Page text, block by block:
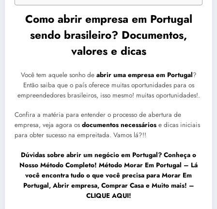
Como abrir empresa em Portugal
sendo brasileiro? Documentos,
valores e dicas
Você tem aquele sonho de abrir uma empresa em Portugal?
Então saiba que o país oferece muitas oportunidades para os
empreendedores brasileiros, isso mesmo! muitas oportunidades!.
Confira a matéria para entender o processo de abertura de
empresa, veja agora os documentos necessários e dicas iniciais
para obter sucesso na empreitada. Vamos lá?!!
Dúvidas sobre abrir um negócio em Portugal? Conheça o
Nosso Método Completo! Método Morar Em Portugal – Lá
você encontra tudo o que você precisa para Morar Em
Portugal, Abrir empresa, Comprar Casa e Muito mais! –
CLIQUE AQUI!